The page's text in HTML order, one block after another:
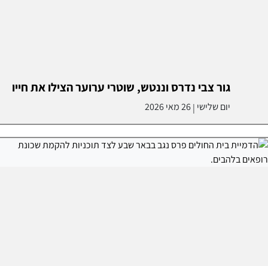
גור צבי נדרס וננטש, שוטרי ערוער הצילו את חייו
יום שלישי |26 מאי 2026